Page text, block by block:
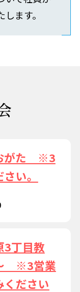
ます。
おがた ※3
い。
3丁目教
※3営業
ください